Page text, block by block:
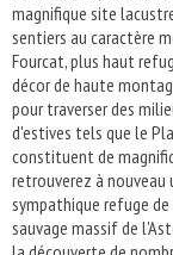
magnifique site
sentiers au caractère
Fourcat, plus haut
décor de haute
pour traverser des
d'estives tels que le
constituent de
retrouverez à nouveau
sympathique refuge de
sauvage massif de